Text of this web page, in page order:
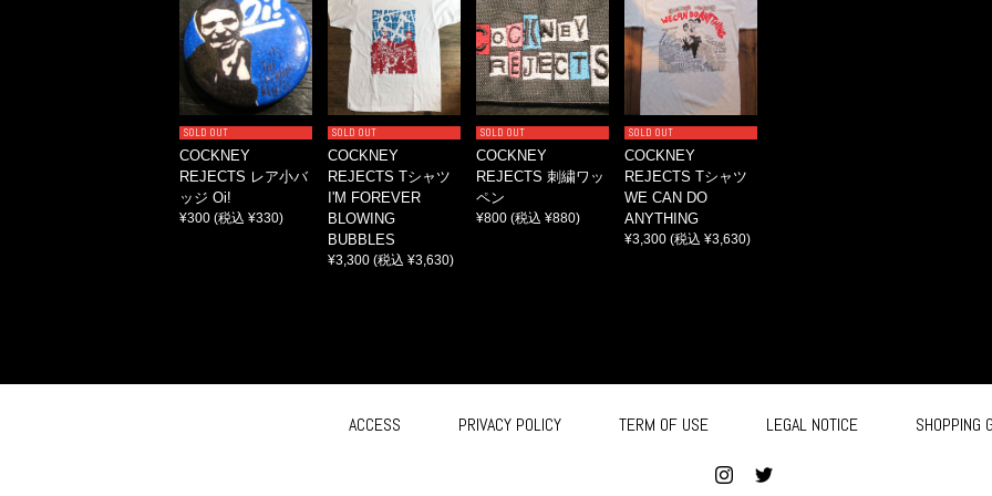
SOLD OUT
COCKNEY
REJECTS レア小バ
ッジ Oi!
¥300 (税込 ¥330)
SOLD OUT
COCKNEY
REJECTS Tシャツ
I'M FOREVER
BLOWING
BUBBLES
¥3,300 (税込 ¥3,630)
SOLD OUT
COCKNEY
REJECTS 刺繍ワッ
ペン
¥800 (税込 ¥880)
SOLD OUT
COCKNEY
REJECTS Tシャツ
WE CAN DO
ANYTHING
¥3,300 (税込 ¥3,630)
ACCESS PRIVACY POLICY TERM OF USE LEGAL NOTICE SHOPPING